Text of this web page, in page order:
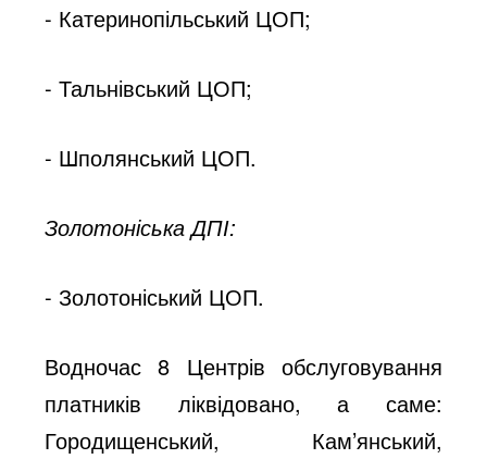
- Катеринопільський ЦОП;
- Тальнівський ЦОП;
- Шполянський ЦОП.
Золотоніська ДПІ:
- Золотоніський ЦОП.
Водночас 8 Центрів обслуговування
платників ліквідовано, а саме:
Городищенський, Кам’янський,